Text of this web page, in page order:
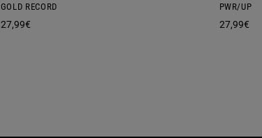
GOLD RECORD
27,99€
PWR/UP
27,99€